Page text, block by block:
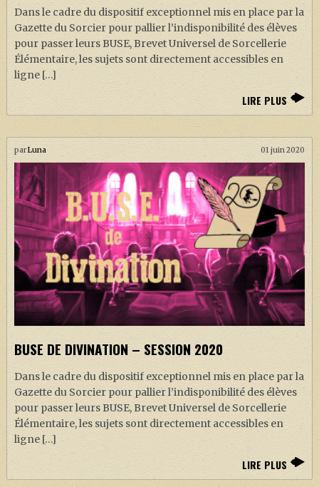
Dans le cadre du dispositif exceptionnel mis en place par la
Gazette du Sorcier pour pallier l’indisponibilité des élèves
pour passer leurs BUSE, Brevet Universel de Sorcellerie
Élémentaire, les sujets sont directement accessibles en
ligne […]
LIRE PLUS
parLuna 01 juin 2020
BUSE DE DIVINATION – SESSION 2020
Dans le cadre du dispositif exceptionnel mis en place par la
Gazette du Sorcier pour pallier l’indisponibilité des élèves
pour passer leurs BUSE, Brevet Universel de Sorcellerie
Élémentaire, les sujets sont directement accessibles en
ligne […]
LIRE PLUS